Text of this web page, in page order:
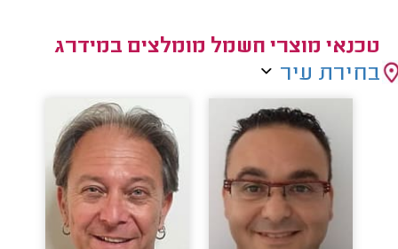
טכנאי מוצרי חשמל מומלצים במידרג
בחירת עיר